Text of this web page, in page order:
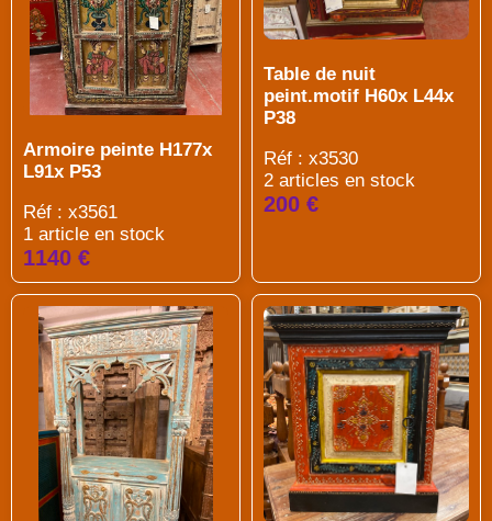
Armoire peinte H177x
L91x P53
Réf : x3561
1 article en stock
1140 €
Table de nuit
peint.motif H60x L44x
P38
Réf : x3530
2 articles en stock
200 €